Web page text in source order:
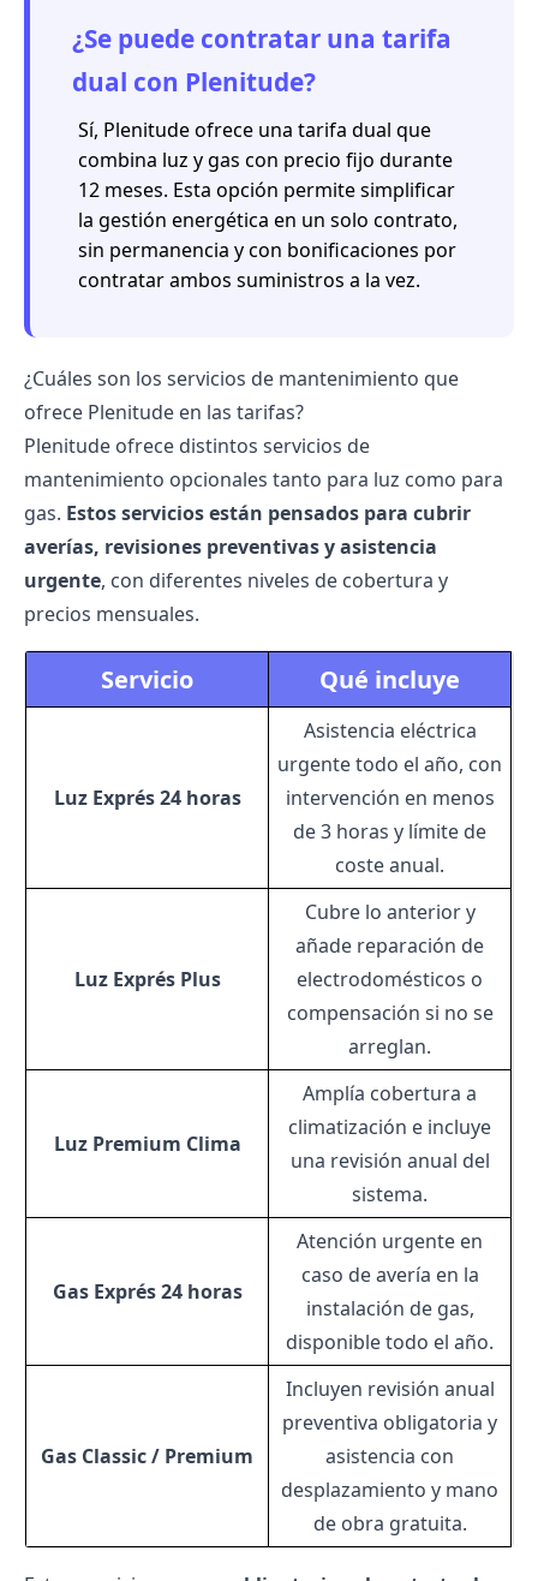
¿Se puede contratar una tarifa
dual con Plenitude?
Sí, Plenitude ofrece una tarifa dual que
combina luz y gas con precio fijo durante
12 meses. Esta opción permite simplificar
la gestión energética en un solo contrato,
sin permanencia y con bonificaciones por
contratar ambos suministros a la vez.
¿Cuáles son los servicios de mantenimiento que
ofrece Plenitude en las tarifas?
Plenitude ofrece distintos servicios de
mantenimiento opcionales tanto para luz como para
gas. Estos servicios están pensados para cubrir
averías, revisiones preventivas y asistencia
urgente, con diferentes niveles de cobertura y
precios mensuales.
Servicio Qué incluye
Luz Exprés 24 horas
Asistencia eléctrica
urgente todo el año, con
intervención en menos
de 3 horas y límite de
coste anual.
Luz Exprés Plus
Cubre lo anterior y
añade reparación de
electrodomésticos o
compensación si no se
arreglan.
Luz Premium Clima
Amplía cobertura a
climatización e incluye
una revisión anual del
sistema.
Gas Exprés 24 horas
Atención urgente en
caso de avería en la
instalación de gas,
disponible todo el año.
Gas Classic / Premium
Incluyen revisión anual
preventiva obligatoria y
asistencia con
desplazamiento y mano
de obra gratuita.